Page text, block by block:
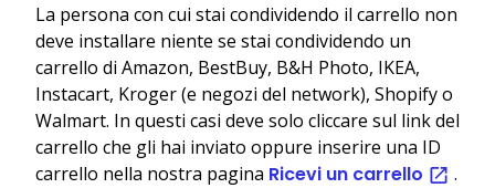
La persona con cui stai condividendo il carrello non
deve installare niente se stai condividendo un
carrello di Amazon, BestBuy, B&H Photo, IKEA,
Instacart, Kroger (e negozi del network), Shopify o
Walmart. In questi casi deve solo cliccare sul link del
carrello che gli hai inviato oppure inserire una ID
carrello nella nostra pagina Ricevi un carrello .